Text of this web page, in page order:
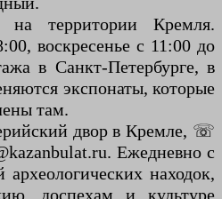
на территории Кремля.
воскресенье с 11:00 до
в Санкт-Петербурге, в
экспонаты, которые
там.
двор в Кремле, ☏
Ежедневно с
находок,
доспехам и культуре